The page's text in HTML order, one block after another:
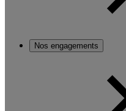
Nos engagements